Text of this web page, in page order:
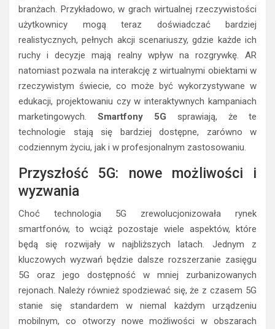
branżach. Przykładowo, w grach wirtualnej rzeczywistości
użytkownicy mogą teraz doświadczać bardziej
realistycznych, pełnych akcji scenariuszy, gdzie każde ich
ruchy i decyzje mają realny wpływ na rozgrywkę. AR
natomiast pozwala na interakcję z wirtualnymi obiektami w
rzeczywistym świecie, co może być wykorzystywane w
edukacji, projektowaniu czy w interaktywnych kampaniach
marketingowych. Smartfony 5G sprawiają, że te
technologie stają się bardziej dostępne, zarówno w
codziennym życiu, jak i w profesjonalnym zastosowaniu.
Przyszłość 5G: nowe możliwości i
wyzwania
Choć technologia 5G zrewolucjonizowała rynek
smartfonów, to wciąż pozostaje wiele aspektów, które
będą się rozwijały w najbliższych latach. Jednym z
kluczowych wyzwań będzie dalsze rozszerzanie zasięgu
5G oraz jego dostępność w mniej zurbanizowanych
rejonach. Należy również spodziewać się, że z czasem 5G
stanie się standardem w niemal każdym urządzeniu
mobilnym, co otworzy nowe możliwości w obszarach